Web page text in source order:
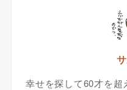
幸せを探して60才を超